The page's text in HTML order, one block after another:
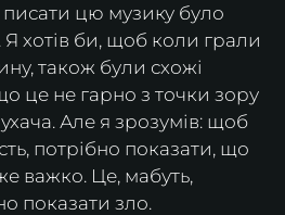
писати цю музику було
хотів би, щоб коли грали
також були схожі
це не гарно з точки зору
Але я зрозумів: щоб
потрібно показати, що
важко. Це, мабуть,
показати зло.